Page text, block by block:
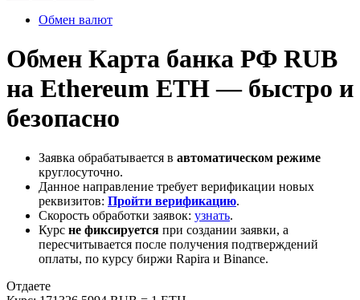
Обмен валют
Обмен Карта банка РФ RUB
на Ethereum ETH — быстро и
безопасно
Заявка обрабатывается в автоматическом режиме
круглосуточно.
Данное направление требует верификации новых
реквизитов: Пройти верификацию.
Скорость обработки заявок: узнать.
Курс не фиксируется при создании заявки, а
пересчитывается после получения подтверждений
оплаты, по курсу биржи Rapira и Binance.
Отдаете